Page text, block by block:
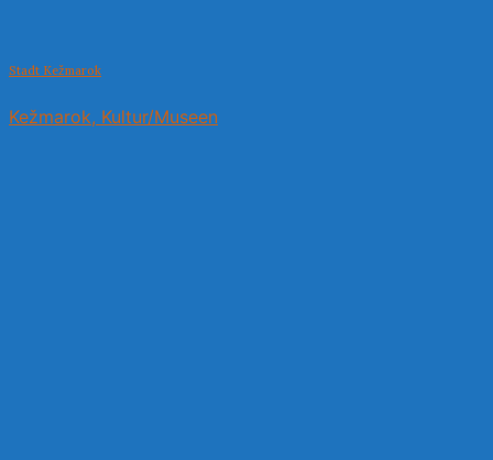
Stadt Kežmarok
Kežmarok, Kultur/Museen